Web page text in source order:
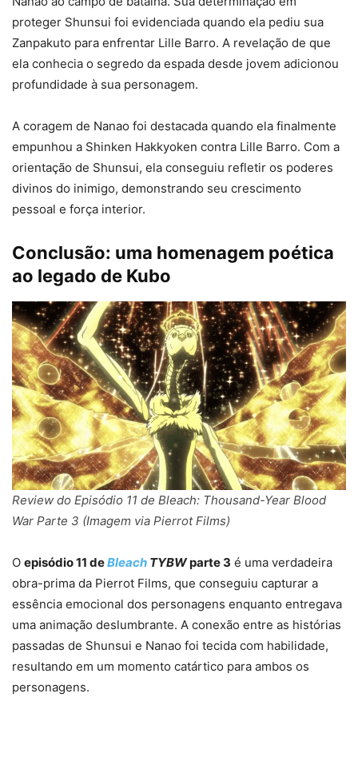
proteger Shunsui foi evidenciada quando ela pediu sua
Zanpakuto para enfrentar Lille Barro. A revelação de que
ela conhecia o segredo da espada desde jovem adicionou
profundidade à sua personagem.
A coragem de Nanao foi destacada quando ela finalmente
empunhou a Shinken Hakkyoken contra Lille Barro. Com a
orientação de Shunsui, ela conseguiu refletir os poderes
divinos do inimigo, demonstrando seu crescimento
pessoal e força interior.
Conclusão: uma homenagem poética
ao legado de Kubo
Review do Episódio 11 de Bleach: Thousand-Year Blood
War Parte 3 (Imagem via Pierrot Films)
O episódio 11 deBleach TYBWparte 3 é uma verdadeira
obra-prima da Pierrot Films, que conseguiu capturar a
essência emocional dos personagens enquanto entregava
uma animação deslumbrante. A conexão entre as histórias
passadas de Shunsui e Nanao foi tecida com habilidade,
resultando em um momento catártico para ambos os
personagens.